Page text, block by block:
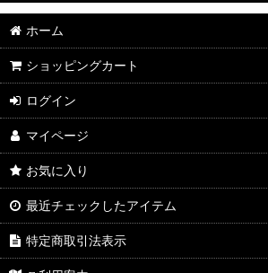
2026年8月DMワイン
2026年7月DMワイン
2026年6月DMワイン
2026年4月DMワイン
2026年3月DMワイン
ホーム
ショッピングカート
ログイン
マイページ
お気に入り
最近チェックしたアイテム
特定商取引法表示